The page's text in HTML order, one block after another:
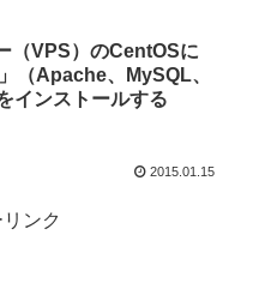
（VPS）のCentOSに
（Apache、MySQL、
インストールする
2015.01.15
ンク